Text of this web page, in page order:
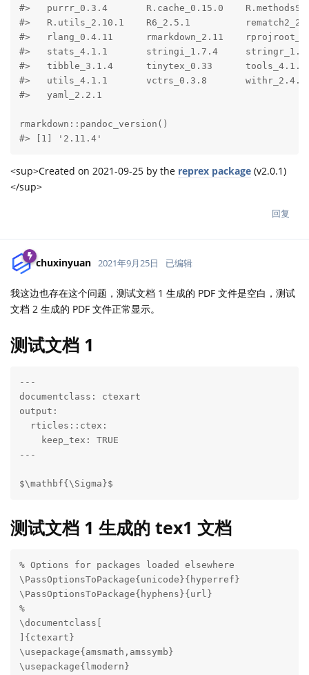
#>   purrr_0.3.4       R.cache_0.15.0
#>   R.utils_2.10.1    R6_2.5.1
#>   rlang_0.4.11      rmarkdown_2.11
#>   stats_4.1.1       stringi_1.7.4
#>   tibble_3.1.4      tinytex_0.33
#>   utils_4.1.1       vctrs_0.3.8
#>   yaml_2.2.1
rmarkdown::pandoc_version()
#> [1] '2.11.4'
<sup>Created on 2021-09-25 by the reprex package (v2.0.1)
</sup>
回复
chuxinyuan 2021年9月25日 已编辑
我这边也存在这个问题，测试文档 1 生成的 PDF 文件是空白，测试
文档 2 生成的 PDF 文件正常显示。
测试文档 1
---
documentclass: ctexart
output:
  rticles::ctex:
    keep_tex: TRUE
---
$\mathbf{\Sigma}$
测试文档 1 生成的 tex1 文档
% Options for packages loaded elsewhere
\PassOptionsToPackage{unicode}{hyperref}
\PassOptionsToPackage{hyphens}{url}
%
\documentclass[
]{ctexart}
\usepackage{amsmath,amssymb}
\usepackage{lmodern}